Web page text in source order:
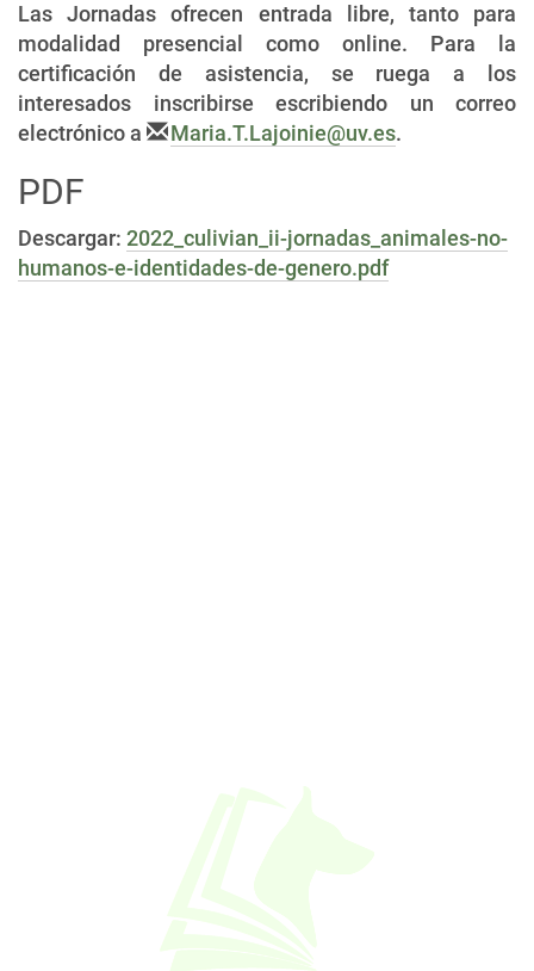
Las Jornadas ofrecen entrada libre, tanto para
modalidad presencial como online. Para la
certificación de asistencia, se ruega a los
interesados inscribirse escribiendo un correo
electrónico a
Maria.T.Lajoinie@uv.es.
PDF
Descargar: 2022_culivian_ii-jornadas_animales-no-
humanos-e-identidades-de-genero.pdf